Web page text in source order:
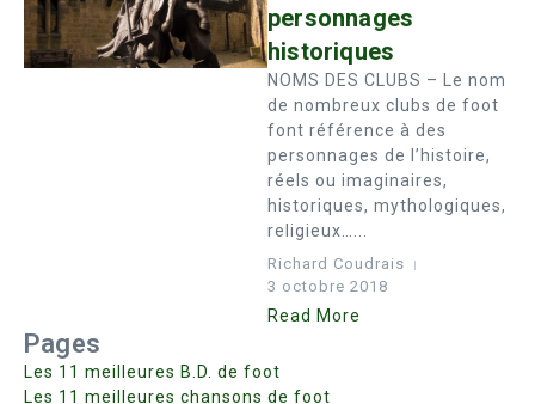
personnages
historiques
NOMS DES CLUBS – Le nom
de nombreux clubs de foot
font référence à des
personnages de l’histoire,
réels ou imaginaires,
historiques, mythologiques,
religieux…...
Richard Coudrais
3 octobre 2018
Read More
Pages
Les 11 meilleures B.D. de foot
Les 11 meilleures chansons de foot